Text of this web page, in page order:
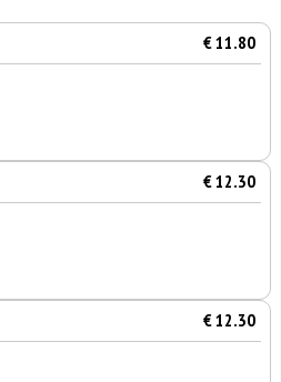
€ 11.80
€ 12.30
€ 12.30